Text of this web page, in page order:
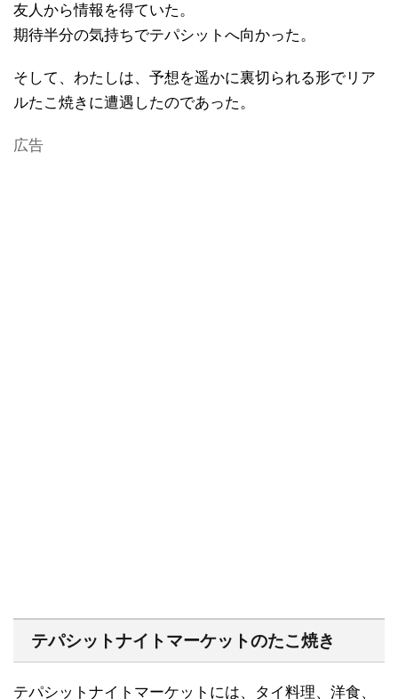
友人から情報を得ていた。
期待半分の気持ちでテパシットへ向かった。
そして、わたしは、予想を遥かに裏切られる形でリア
ルたこ焼きに遭遇したのであった。
広告
テパシットナイトマーケットのたこ焼き
テパシットナイトマーケットには、タイ料理、洋食、